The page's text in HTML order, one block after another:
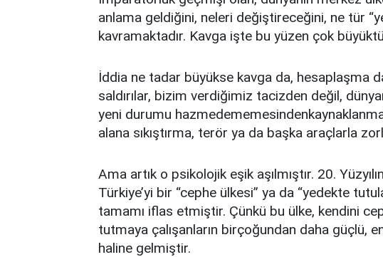
anlama geldiğini, neleri değiştireceğini, ne tür
kavramaktadır. Kavga işte bu yüzen çok
İddia ne tadar büyükse kavga da, hesaplaşma
saldırılar, bizim verdiğimiz tacizden değil,
yeni durumu
alana sıkıştırma, terör ya da başka araçlarla
Ama artık o psikolojik eşik aşılmıştır. 20.
Türkiye’yi bir “cephe ülkesi” ya da “yedekte
tamamı iflas etmiştir. Çünkü bu ülke, kendini
tutmaya çalışanların birçoğundan daha güçlü,
haline gelmiştir.